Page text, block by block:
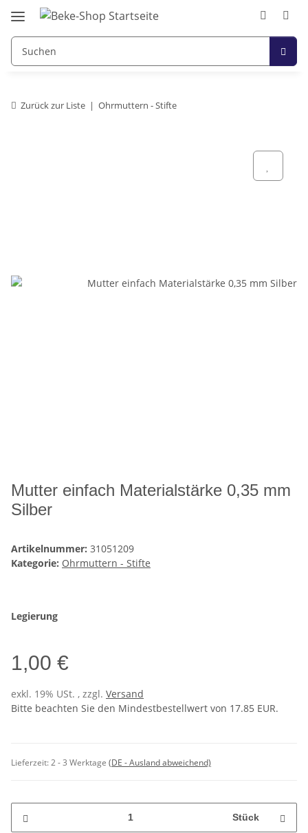
Zurück zur Liste Ohrmuttern - Stifte
Mutter einfach Materialstärke 0,35 mm
Silber
Artikelnummer: 31051209
Kategorie: Ohrmuttern - Stifte
Legierung
1,00 €
exkl. 19% USt. , zzgl. Versand
Bitte beachten Sie den Mindestbestellwert von 17.85 EUR.
Lieferzeit:2 - 3 Werktage (DE - Ausland abweichend)
Stück